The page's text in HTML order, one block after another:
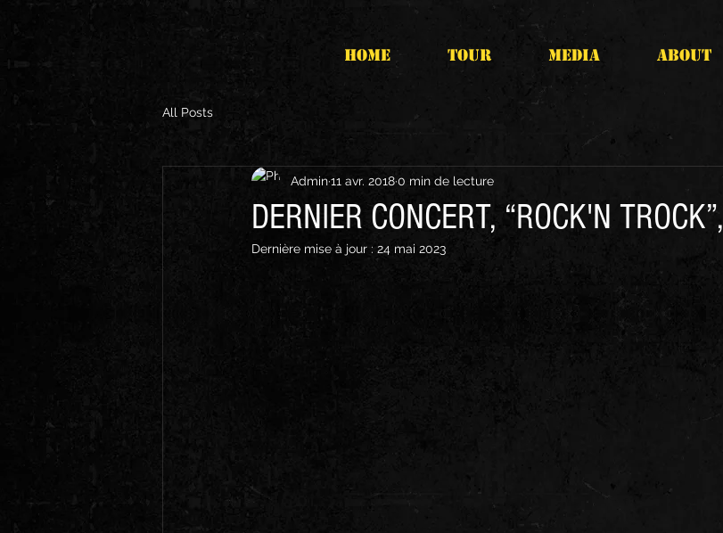
HOME TOUR MEDIA ABOUT
All Posts
DERNIER CONCERT, “ROCK'N TROCK”,
Admin11 avr. 20180 min de lecture
Dernière mise à jour : 24 mai 2023